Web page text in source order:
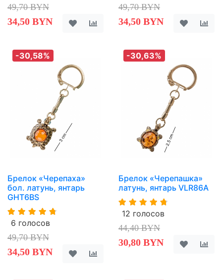
49,70 BYN
34,50 BYN
49,70 BYN
34,50 BYN
-30,58%
Брелок «Черепаха»
бол. латунь, янтарь
GHT6BS
6 голосов
49,70 BYN
34,50 BYN
-30,63%
Брелок «Черепашка»
латунь, янтарь VLR86A
12 голосов
44,40 BYN
30,80 BYN